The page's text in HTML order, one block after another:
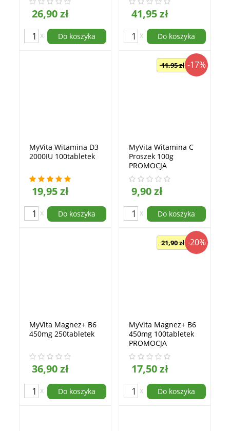
26,90 zł
x Do koszyka
41,95 zł
x Do koszyka
MyVita Witamina D3
2000IU 100tabletek
19,95 zł
x Do koszyka
-17%
MyVita Witamina C
Proszek 100g
PROMOCJA
9,90 zł
11,95 zł
x Do koszyka
MyVita Magnez+ B6
450mg 250tabletek
36,90 zł
x Do koszyka
-20%
MyVita Magnez+ B6
450mg 100tabletek
PROMOCJA
17,50 zł
21,90 zł
x Do koszyka